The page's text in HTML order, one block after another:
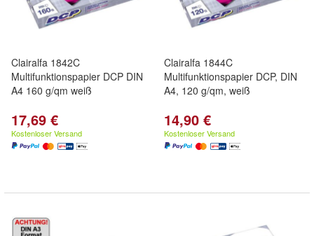
Clairalfa 1842C
Multifunktionspapier DCP DIN
A4 160 g/qm weiß
17,69 €
Kostenloser Versand
Clairalfa 1844C
Multifunktionspapier DCP, DIN
A4, 120 g/qm, weiß
14,90 €
Kostenloser Versand